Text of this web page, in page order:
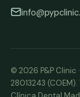
© 2026 P&P Clinic
28013243